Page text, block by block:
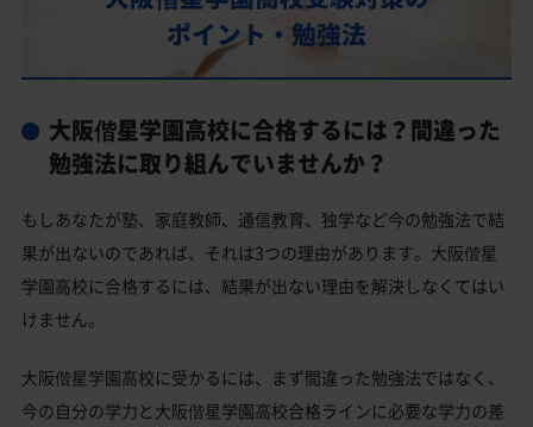
大阪偕星学園高校の偏差値
大阪偕星学園高校合格に必要な内申点の目安
大阪偕星学園高校合格するには内申点と偏差値両方が必
要
大阪偕星学園高校卒業生の主な大学進学実績
国公立大学
大阪偕星学園高校と偏差値が近い公立高校一覧
大阪偕星学園高校と偏差値が近い私立・国立高校一
ポイント・勉強法
大阪偕星学園高校に合格するには？間違った
勉強法に取り組んでいませんか？
もしあなたが塾、家庭教師、通信教育、独学など今の勉強法で結
果が出ないのであれば、それは3つの理由があります。大阪偕星
学園高校に合格するには、結果が出ない理由を解決しなくてはい
けません。
大阪偕星学園高校に受かるには、まず間違った勉強法ではなく、
今の自分の学力と大阪偕星学園高校合格ラインに必要な学力の差